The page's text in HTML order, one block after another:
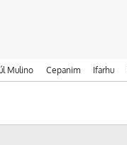
Mulino Cepanim Ifarhu